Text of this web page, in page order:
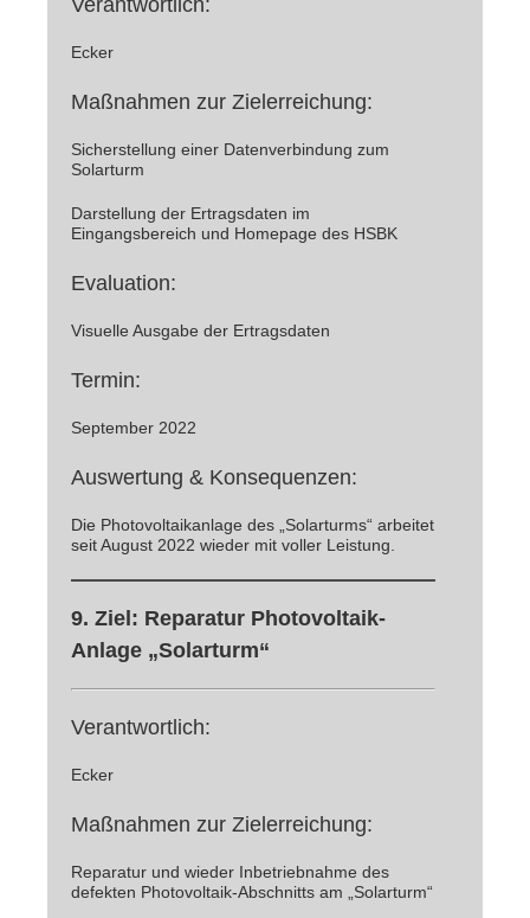
Ecker
Maßnahmen zur Zielerreichung:
Sicherstellung einer Datenverbindung zum
Solarturm
Darstellung der Ertragsdaten im
Eingangsbereich und Homepage des HSBK
Evaluation:
Visuelle Ausgabe der Ertragsdaten
Termin:
September 2022
Auswertung & Konsequenzen:
Die Photovoltaikanlage des „Solarturms“ arbeitet
seit August 2022 wieder mit voller Leistung.
9. Ziel: Reparatur Photovoltaik-
Anlage „Solarturm“
Verantwortlich:
Ecker
Maßnahmen zur Zielerreichung:
Reparatur und wieder Inbetriebnahme des
defekten Photovoltaik-Abschnitts am „Solarturm“